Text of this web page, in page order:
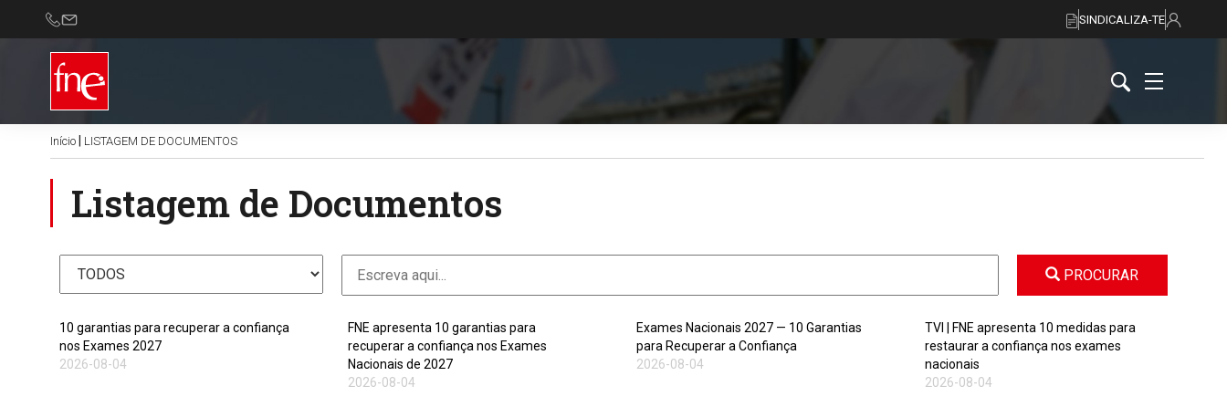
SINDICALIZA-TE
Início LISTAGEM DE DOCUMENTOS
Listagem de Documentos
PROCURAR
10 garantias para recuperar a confiança
nos Exames 2027
2026-08-04
FNE apresenta 10 garantias para
recuperar a confiança nos Exames
Nacionais de 2027
2026-08-04
Exames Nacionais 2027 — 10 Garantias
para Recuperar a Confiança
2026-08-04
TVI | FNE apresenta 10 medidas para
restaurar a confiança nos exames
nacionais
2026-08-04